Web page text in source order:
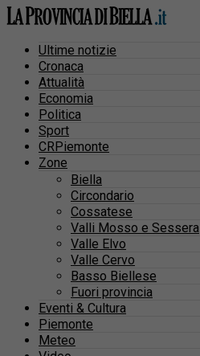
Ultime notizie
Cronaca
Attualità
Economia
Politica
Sport
CRPiemonte
Zone
Biella
Circondario
Cossatese
Valli Mosso e Sessera
Valle Elvo
Valle Cervo
Basso Biellese
Fuori provincia
Eventi & Cultura
Piemonte
Meteo